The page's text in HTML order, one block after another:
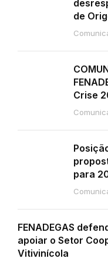
de
Crise
para
FENADEGAS
apoiar o Setor
Vitivinícola